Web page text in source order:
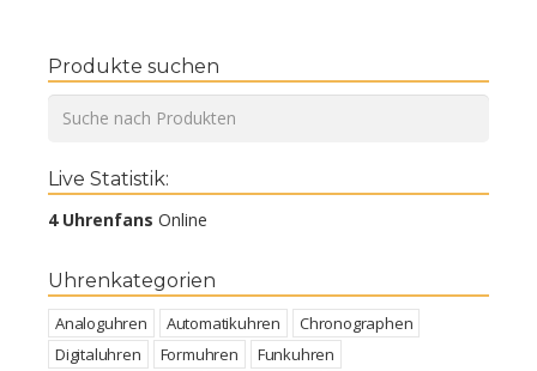
Produkte suchen
Live Statistik:
4 Uhrenfans Online
Uhrenkategorien
Analoguhren Automatikuhren
Chronographen
Digitaluhren
Formuhren
Funkuhren